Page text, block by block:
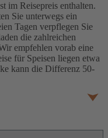
im Reisepreis enthalten.
Sie unterwegs ein
Tagen verpflegen Sie
die zahlreichen
empfehlen vorab eine
für Speisen liegen etwa
kann die Differenz 50-